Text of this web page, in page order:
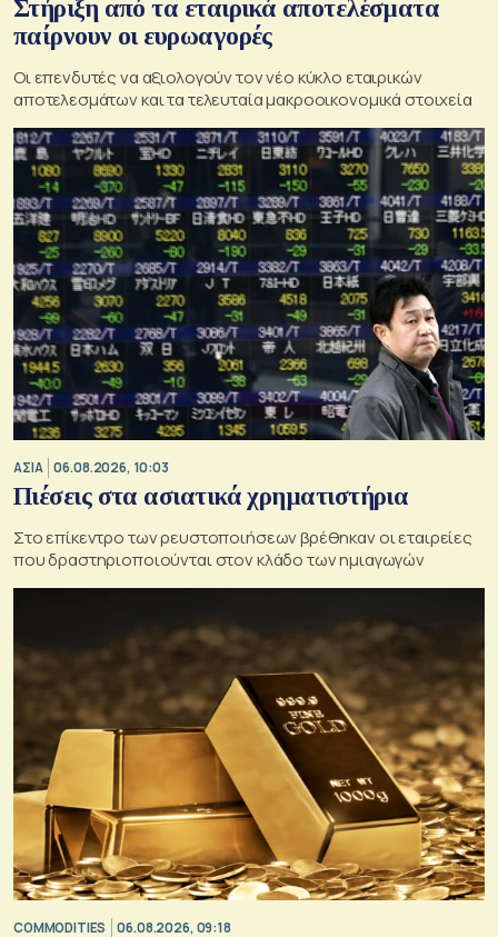
Στήριξη από τα εταιρικά αποτελέσματα
παίρνουν οι ευρωαγορές
Οι επενδυτές να αξιολογούν τον νέο κύκλο εταιρικών
αποτελεσμάτων και τα τελευταία μακροοικονομικά στοιχεία
ΑΣΙΑ 06.08.2026, 10:03
Πιέσεις στα ασιατικά χρηματιστήρια
Στο επίκεντρο των ρευστοποιήσεων βρέθηκαν οι εταιρείες
που δραστηριοποιούνται στον κλάδο των ημιαγωγών
COMMODITIES 06.08.2026, 09:18